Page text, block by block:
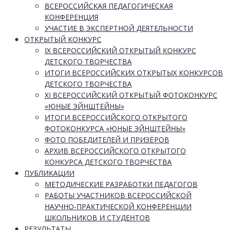
ВСЕРОССИЙСКАЯ ПЕДАГОГИЧЕСКАЯ
КОНФЕРЕНЦИЯ
УЧАСТИЕ В ЭКСПЕРТНОЙ ДЕЯТЕЛЬНОСТИ
ОТКРЫТЫЙ КОНКУРС
IX ВСЕРОССИЙСКИЙ ОТКРЫТЫЙ КОНКУРС
ДЕТСКОГО ТВОРЧЕСТВА
ИТОГИ ВСЕРОССИЙСКИХ ОТКРЫТЫХ КОНКУРСОВ
ДЕТСКОГО ТВОРЧЕСТВА
XI ВСЕРОССИЙСКИЙ ОТКРЫТЫЙ ФОТОКОНКУРС
«ЮНЫЕ ЭЙНШТЕЙНЫ»
ИТОГИ ВСЕРОССИЙСКОГО ОТКРЫТОГО
ФОТОКОНКУРСА «ЮНЫЕ ЭЙНШТЕЙНЫ»
ФОТО ПОБЕДИТЕЛЕЙ И ПРИЗЁРОВ
АРХИВ ВСЕРОССИЙСКОГО ОТКРЫТОГО
КОНКУРСА ДЕТСКОГО ТВОРЧЕСТВА
ПУБЛИКАЦИИ
МЕТОДИЧЕСКИЕ РАЗРАБОТКИ ПЕДАГОГОВ
РАБОТЫ УЧАСТНИКОВ ВСЕРОССИЙСКОЙ
НАУЧНО-ПРАКТИЧЕСКОЙ КОНФЕРЕНЦИИ
ШКОЛЬНИКОВ И СТУДЕНТОВ